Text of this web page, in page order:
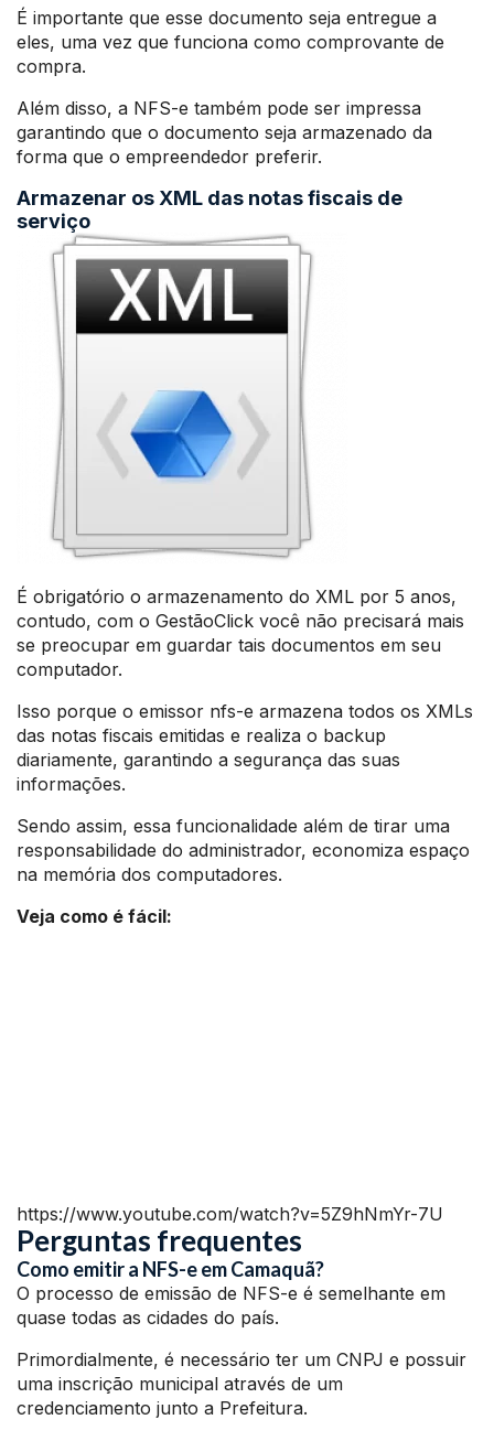
É importante que esse documento seja entregue a
eles, uma vez que funciona como comprovante de
compra.
Além disso, a NFS-e também pode ser impressa
garantindo que o documento seja armazenado da
forma que o empreendedor preferir.
Armazenar os XML das notas fiscais de
serviço
É obrigatório o armazenamento do XML por 5 anos,
contudo, com o GestãoClick você não precisará mais
se preocupar em guardar tais documentos em seu
computador.
Isso porque o emissor nfs-e armazena todos os XMLs
das notas fiscais emitidas e realiza o backup
diariamente, garantindo a segurança das suas
informações.
Sendo assim, essa funcionalidade além de tirar uma
responsabilidade do administrador, economiza espaço
na memória dos computadores.
Veja como é fácil:
https://www.youtube.com/watch?v=5Z9hNmYr-7U
Perguntas frequentes
Como emitir a NFS-e em Camaquã?
O processo de emissão de NFS-e é semelhante em
quase todas as cidades do país.
Primordialmente, é necessário ter um CNPJ e possuir
uma inscrição municipal através de um
credenciamento junto a Prefeitura.